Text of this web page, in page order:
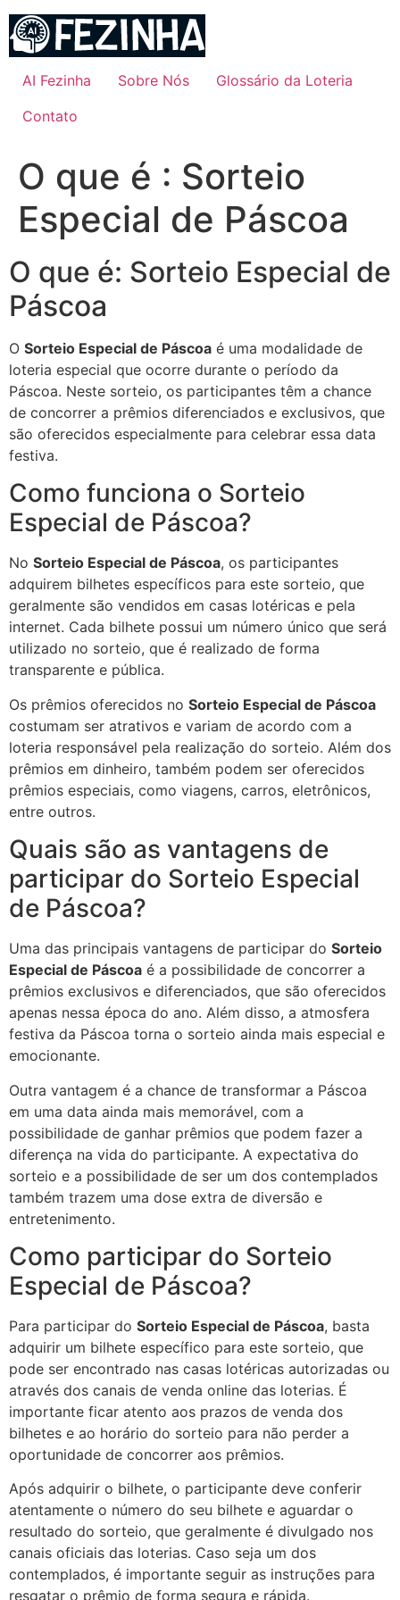
para
conteúdo
AI Fezinha Sobre Nós
Glossário da Loteria
Contato
O que é : Sorteio
Especial de Páscoa
O que é: Sorteio Especial de
Páscoa
O Sorteio Especial de Páscoa é uma modalidade de
loteria especial que ocorre durante o período da
Páscoa. Neste sorteio, os participantes têm a chance
de concorrer a prêmios diferenciados e exclusivos, que
são oferecidos especialmente para celebrar essa data
festiva.
Como funciona o Sorteio
Especial de Páscoa?
No Sorteio Especial de Páscoa, os participantes
adquirem bilhetes específicos para este sorteio, que
geralmente são vendidos em casas lotéricas e pela
internet. Cada bilhete possui um número único que será
utilizado no sorteio, que é realizado de forma
transparente e pública.
Os prêmios oferecidos no Sorteio Especial de Páscoa
costumam ser atrativos e variam de acordo com a
loteria responsável pela realização do sorteio. Além dos
prêmios em dinheiro, também podem ser oferecidos
prêmios especiais, como viagens, carros, eletrônicos,
entre outros.
Quais são as vantagens de
participar do Sorteio Especial
de Páscoa?
Uma das principais vantagens de participar do Sorteio
Especial de Páscoa é a possibilidade de concorrer a
prêmios exclusivos e diferenciados, que são oferecidos
apenas nessa época do ano. Além disso, a atmosfera
festiva da Páscoa torna o sorteio ainda mais especial e
emocionante.
Outra vantagem é a chance de transformar a Páscoa
em uma data ainda mais memorável, com a
possibilidade de ganhar prêmios que podem fazer a
diferença na vida do participante. A expectativa do
sorteio e a possibilidade de ser um dos contemplados
também trazem uma dose extra de diversão e
entretenimento.
Como participar do Sorteio
Especial de Páscoa?
Para participar do Sorteio Especial de Páscoa, basta
adquirir um bilhete específico para este sorteio, que
pode ser encontrado nas casas lotéricas autorizadas ou
através dos canais de venda online das loterias. É
importante ficar atento aos prazos de venda dos
bilhetes e ao horário do sorteio para não perder a
oportunidade de concorrer aos prêmios.
Após adquirir o bilhete, o participante deve conferir
atentamente o número do seu bilhete e aguardar o
resultado do sorteio, que geralmente é divulgado nos
canais oficiais das loterias. Caso seja um dos
contemplados, é importante seguir as instruções para
resgatar o prêmio de forma segura e rápida.